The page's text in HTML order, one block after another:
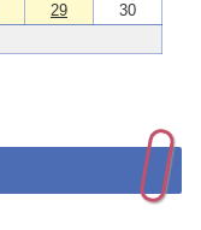
29
30